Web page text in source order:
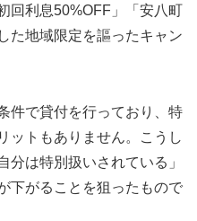
回利息50%OFF」「安八町
た地域限定を謳ったキャン
件で貸付を行っており、特
ットもありません。こうし
分は特別扱いされている」
下がることを狙ったもので